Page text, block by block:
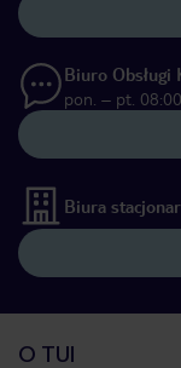
Biuro Obsługi
pon. – pt.
Biura
O TUI